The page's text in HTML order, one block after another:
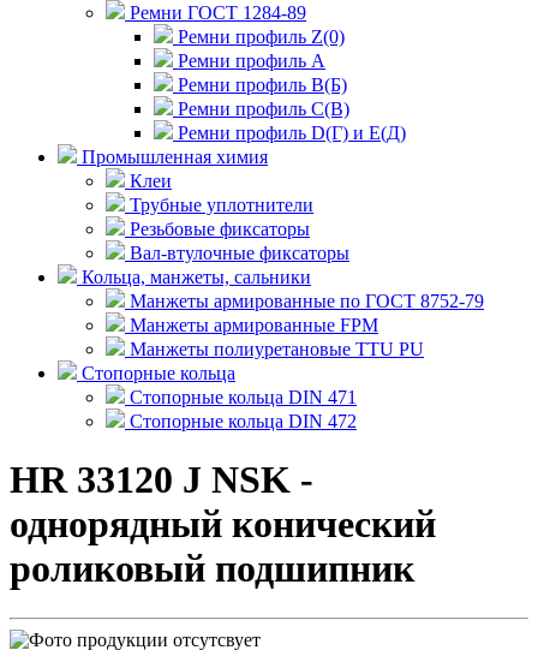
Ремни ГОСТ 1284-89
Ремни профиль Z(0)
Ремни профиль А
Ремни профиль В(Б)
Ремни профиль С(В)
Ремни профиль D(Г) и E(Д)
Промышленная химия
Клеи
Трубные уплотнители
Резьбовые фиксаторы
Вал-втулочные фиксаторы
Кольца, манжеты, сальники
Манжеты армированные по ГОСТ 8752-79
Манжеты армированные FPM
Манжеты полиуретановые TTU PU
Стопорные кольца
Стопорные кольца DIN 471
Стопорные кольца DIN 472
HR 33120 J NSK -
однорядный конический
роликовый подшипник